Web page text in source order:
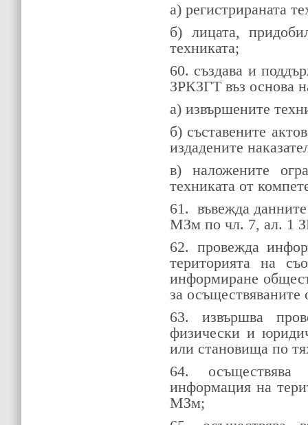
a) регистрираната
б) лицата,
техниката;
60. създава и
ЗРКЗГТ въз основа
a) извършените
б) съставените
издадените
в) наложените
техниката от
61. въвежда
МЗм по чл. 7, ал. 1
62. провежда
територията на
информиране
за
63. извършва
физически и
или становища по
64. осъществява
информация на
МЗм;